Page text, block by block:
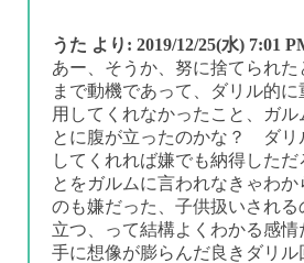
うた より: 2019/12/25(水) 7:01
あー、そうか、努に捨てられた
まで動機であって、ダリル的
用してくれなかったこと、ガル
とに腹が立ったのかな？ ダリ
してくれれば嫌でも納得しただ
とをガルムに言われなきゃわ
のも嫌だった、子供扱いされ
立つ、って結構よくわかる感
手に想像が膨らんだ良きダリル